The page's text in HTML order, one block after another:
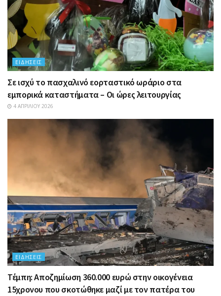
ΕΙΔΉΣΕΙΣ
Σε ισχύ το πασχαλινό εορταστικό ωράριο στα
εμπορικά καταστήματα – Οι ώρες λειτουργίας
4 ΑΠΡΙΛΊΟΥ 2026
ΕΙΔΉΣΕΙΣ
Τέμπη: Αποζημίωση 360.000 ευρώ στην οικογένεια
15χρονου που σκοτώθηκε μαζί με τον πατέρα του